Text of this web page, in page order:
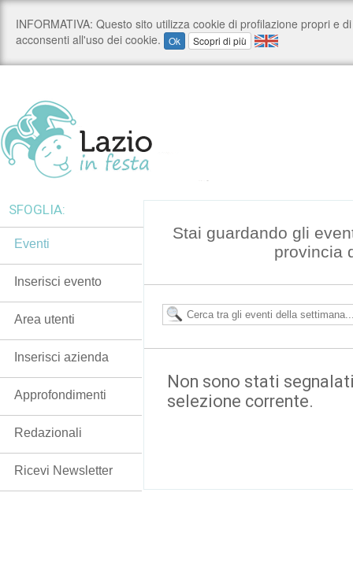
Stai guardando gli
provincia
Non sono stati
selezione corrente.
SFOGLIA:
Eventi
Inserisci evento
Area utenti
Inserisci azienda
Approfondimenti
Redazionali
Ricevi Newsletter